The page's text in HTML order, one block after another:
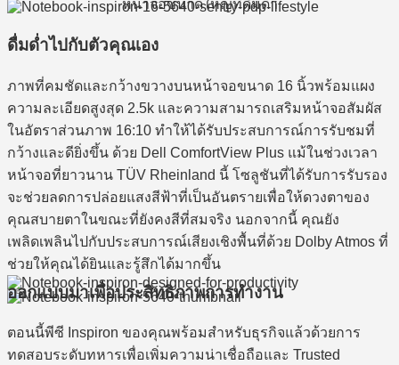
หน้าจอขนาดใหญ่ที่ดื่มด่ำ
ดื่มด่ำไปกับตัวคุณเอง
ภาพที่คมชัดและกว้างขวางบนหน้าจอขนาด 16 นิ้วพร้อมแผง
ความละเอียดสูงสุด 2.5k และความสามารถเสริมหน้าจอสัมผัส
ในอัตราส่วนภาพ 16:10 ทำให้ได้รับประสบการณ์การรับชมที่
กว้างและดียิ่งขึ้น ด้วย Dell ComfortView Plus แม้ในช่วงเวลา
หน้าจอที่ยาวนาน TÜV Rheinland นี้ โซลูชันที่ได้รับการรับรอง
จะช่วยลดการปล่อยแสงสีฟ้าที่เป็นอันตรายเพื่อให้ดวงตาของ
คุณสบายตาในขณะที่ยังคงสีที่สมจริง นอกจากนี้ คุณยัง
เพลิดเพลินไปกับประสบการณ์เสียงเชิงพื้นที่ด้วย Dolby Atmos ที่
ช่วยให้คุณได้ยินและรู้สึกได้มากขึ้น
ออกแบบมาเพื่อประสิทธิภาพการทำงาน
ตอนนี้พีซี Inspiron ของคุณพร้อมสำหรับธุรกิจแล้วด้วยการ
ทดสอบระดับทหารเพื่อเพิ่มความน่าเชื่อถือและ Trusted